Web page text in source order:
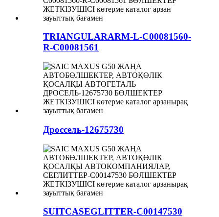
TRIANGULARARM-L-C00081560-
R-C00081561
Дроссель-12675730
SUITCASEGLITTER-C00147530